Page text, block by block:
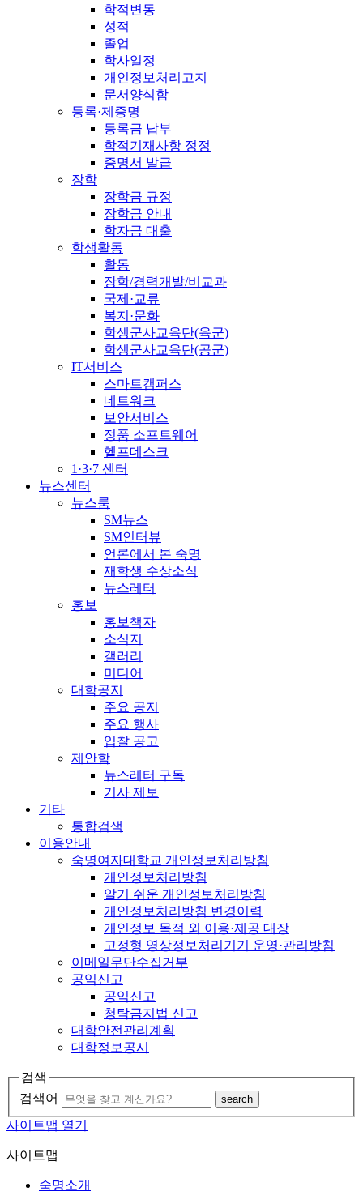
학적변동
성적
졸업
학사일정
개인정보처리고지
문서양식함
등록·제증명
등록금 납부
학적기재사항 정정
증명서 발급
장학
장학금 규정
장학금 안내
학자금 대출
학생활동
활동
장학/경력개발/비교과
국제·교류
복지·문화
학생군사교육단(육군)
학생군사교육단(공군)
IT서비스
스마트캠퍼스
네트워크
보안서비스
정품 소프트웨어
헬프데스크
1·3·7 센터
뉴스센터
뉴스룸
SM뉴스
SM인터뷰
언론에서 본 숙명
재학생 수상소식
뉴스레터
홍보
홍보책자
소식지
갤러리
미디어
대학공지
주요 공지
주요 행사
입찰 공고
제안함
뉴스레터 구독
기사 제보
기타
통합검색
이용안내
숙명여자대학교 개인정보처리방침
개인정보처리방침
알기 쉬운 개인정보처리방침
개인정보처리방침 변경이력
개인정보 목적 외 이용·제공 대장
고정형 영상정보처리기기 운영·관리방침
이메일무단수집거부
공익신고
공익신고
청탁금지법 신고
대학안전관리계획
대학정보공시
검색
검색어
search
사이트맵 열기
사이트맵
숙명소개